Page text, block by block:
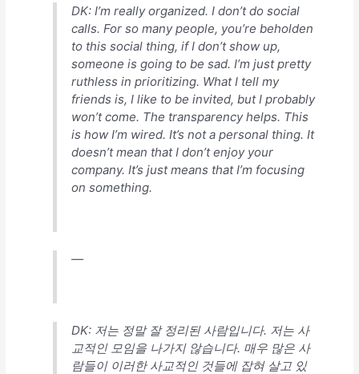
DK: I’m really organized. I don’t do social
calls. For so many people, you’re beholden
to this social thing, if I don’t show up,
someone is going to be sad. I’m just pretty
ruthless in prioritizing. What I tell my
friends is, I like to be invited, but I probably
won’t come. The transparency helps. This
is how I’m wired. It’s not a personal thing. It
doesn’t mean that I don’t enjoy your
company. It’s just means that I’m focusing
on something.
—
DK: 저는 정말 잘 정리된 사람입니다. 저는 사
교적인 모임을 나가지 않습니다. 매우 많은 사
람들이 이러한 사교적인 것들에 잡혀 살고 있